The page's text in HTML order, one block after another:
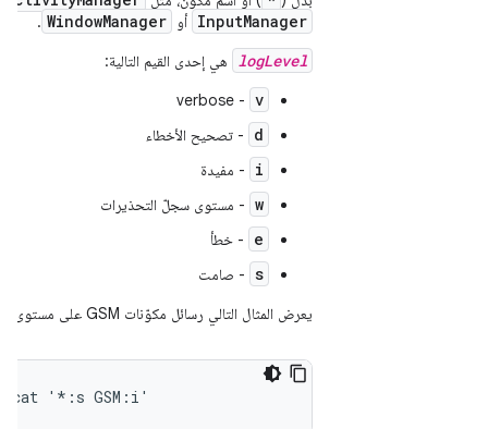
InputManager أو WindowManager
.
logLevel هي إحدى القيم التالية:
v
- verbose
d - تصحيح الأخطاء
i - مفيدة
w - مستوى سجلّ التحذيرات
e - خطأ
s - صامت
يعرض المثال التالي رسائل مكوّنات GSM على مستوى السجلّ المعلوماتي:
'*:s GSM:i'